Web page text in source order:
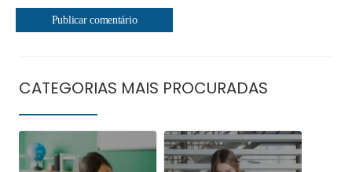
CATEGORIAS MAIS PROCURADAS